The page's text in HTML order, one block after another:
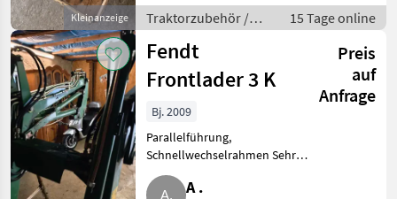
Kleinanzeige
Ventil, alles in gut gebrauchtem
Traktorzubehör /
Frontlader
15 Tage online
Fendt
Frontlader 3 K
Preis
auf
Anfrage
Bj. 2009
Parallelführung,
Schnellwechselrahmen Sehr
wenig gebraucht. Guter
Zustand. Traktorzubehör
A .